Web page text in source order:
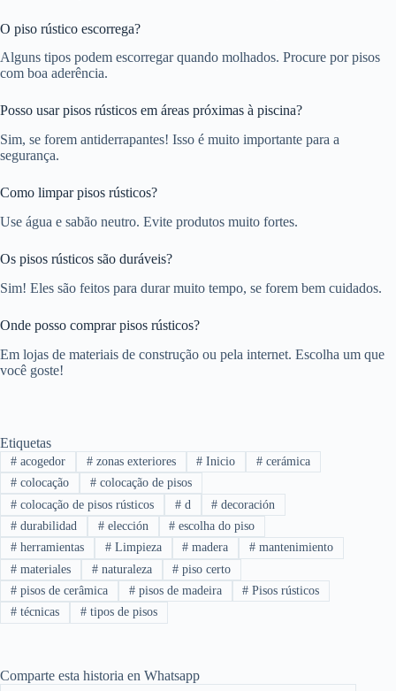
O piso rústico escorrega?
Alguns tipos podem escorregar quando molhados. Procure por pisos
com boa aderência.
Posso usar pisos rústicos em áreas próximas à piscina?
Sim, se forem antiderrapantes! Isso é muito importante para a
segurança.
Como limpar pisos rústicos?
Use água e sabão neutro. Evite produtos muito fortes.
Os pisos rústicos são duráveis?
Sim! Eles são feitos para durar muito tempo, se forem bem cuidados.
Onde posso comprar pisos rústicos?
Em lojas de materiais de construção ou pela internet. Escolha um que
você goste!
Etiquetas
#acogedor #zonas exteriores # Inicio # cerámica
#colocação #colocação de pisos
#colocação de pisos rústicos #d # decoración
#durabilidad #elección # escolha do piso
#herramientas #Limpieza # madera # mantenimiento
#materiales #naturaleza # piso certo
#pisos de cerâmica #pisos de madeira # Pisos rústicos
#técnicas #tipos de pisos
Comparte esta historia en Whatsapp